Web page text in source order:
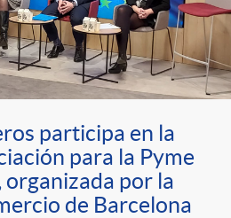
participa en la
para la Pyme
organizada por la
de Barcelona